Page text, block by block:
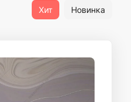
Хит Новинка